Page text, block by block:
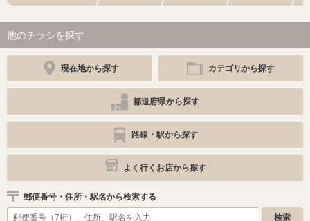
他のチラシを探す
現在地から探す カテゴリから探す
都道府県から探す
路線・駅から探す
よく行くお店から探す
郵便番号・住所・駅名から検索する